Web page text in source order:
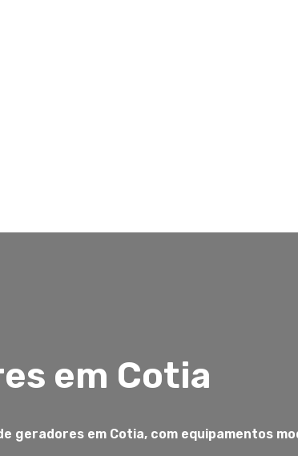
em Cotia
geradores em Cotia, com equipamentos